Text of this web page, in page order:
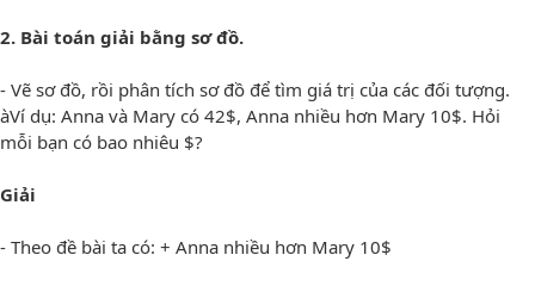
2. Bài toán giải bằng sơ đồ.
- Vẽ sơ đồ, rồi phân tích sơ đồ để tìm giá trị của các đối tượng.
àVí dụ: Anna và Mary có 42$, Anna nhiều hơn Mary 10$. Hỏi
mỗi bạn có bao nhiêu $?
Giải
- Theo đề bài ta có: + Anna nhiều hơn Mary 10$